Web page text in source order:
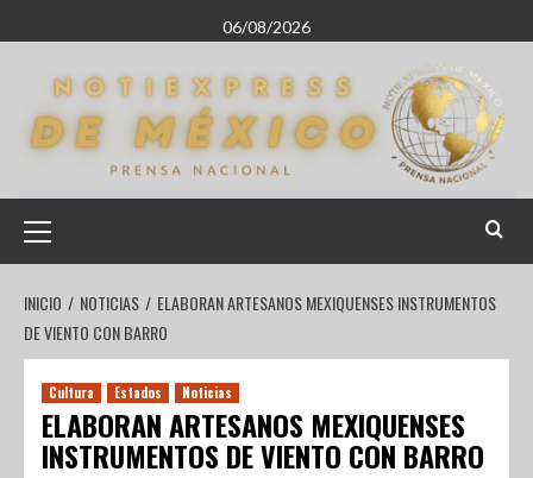
06/08/2026
INICIO NOTICIAS
ELABORAN ARTESANOS MEXIQUENSES INSTRUMENTOS
DE VIENTO CON BARRO
Cultura Estados Noticias
ELABORAN ARTESANOS MEXIQUENSES
INSTRUMENTOS DE VIENTO CON BARRO